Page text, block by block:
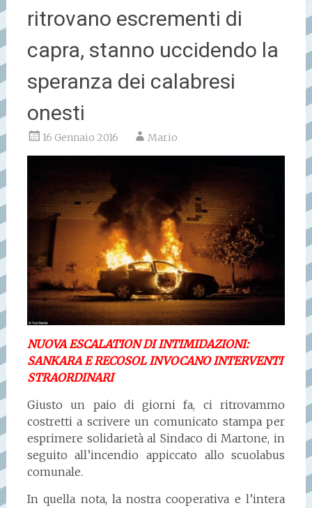
ritrovano escrementi di
capra, stanno uccidendo la
speranza dei calabresi
onesti
16 Gennaio 2016 Mario
NUOVA ESCALATION DI INTIMIDAZIONI:
SANKARA E RECOSOL INVOCANO INTERVENTI
STRAORDINARI
Giusto un paio di giorni fa, ci ritrovammo
costretti a scrivere un comunicato stampa per
esprimere solidarietà al Sindaco di Martone, in
seguito all’incendio appiccato allo scuolabus
comunale.
In quella nota, la nostra cooperativa e l’intera